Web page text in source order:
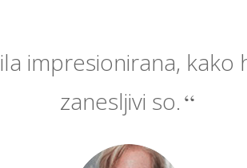
impresionirana, kako
zanesljivi so.